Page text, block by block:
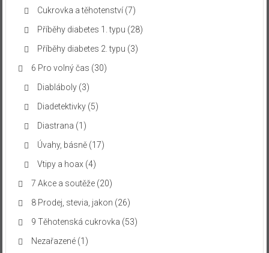
Cukrovka a těhotenství(7)
Příběhy diabetes 1. typu (28)
Příběhy diabetes 2. typu (3)
6 Pro volný čas (30)
Diabláboly(3)
Diadetektivky(5)
Diastrana (1)
Úvahy, básně(17)
Vtipy a hoax (4)
7 Akce a soutěže(20)
8 Prodej, stevia, jakon (26)
9 Těhotenská cukrovka (53)
Nezařazené(1)